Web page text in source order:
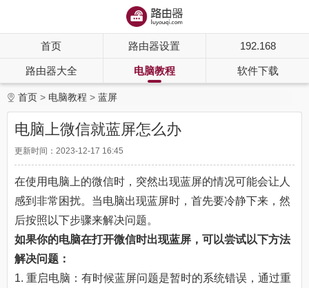
首页 路由器设置 192.168
路由器大全 电脑教程 软件下载
首页 电脑教程 蓝屏
电脑上微信就蓝屏怎么办
更新时间：2023-12-17 16:45
在使用电脑上的微信时，突然出现蓝屏的情况可能会让人
感到非常困扰。当电脑出现蓝屏时，首先要冷静下来，然
后按照以下步骤来解决问题。
如果你的电脑在打开微信时出现蓝屏，可以尝试以下方法
解决问题：
1. 重启电脑：有时候蓝屏问题是暂时的系统错误，通过重